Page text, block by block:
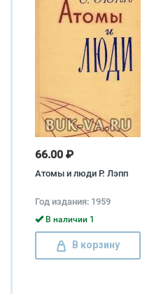
66.00 ₽
Атомы и люди Р. Лэпп
Год издания: 1959
В наличии 1
В корзину